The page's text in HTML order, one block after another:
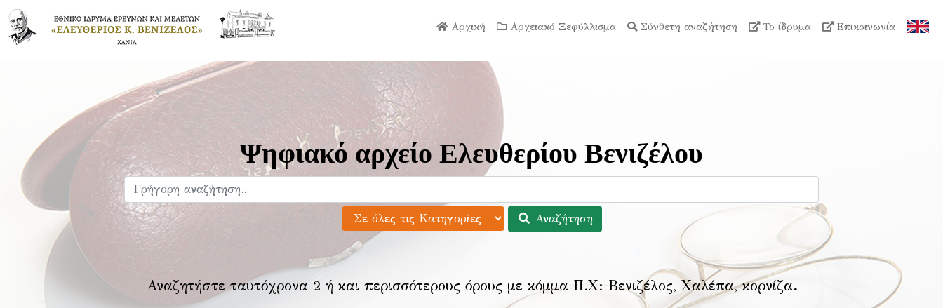
Αρχική Αρχειακό Ξεφύλλισμα Σύνθετη αναζήτηση Το ίδρυμα Επικοινωνία
Ψηφιακό αρχείο Ελευθερίου Βενιζέλου
Αναζήτηση
Αναζητήστε ταυτόχρονα 2 ή και περισσότερους όρους με κόμμα Π.Χ: Βενιζέλος, Χαλέπα, κορνίζα.